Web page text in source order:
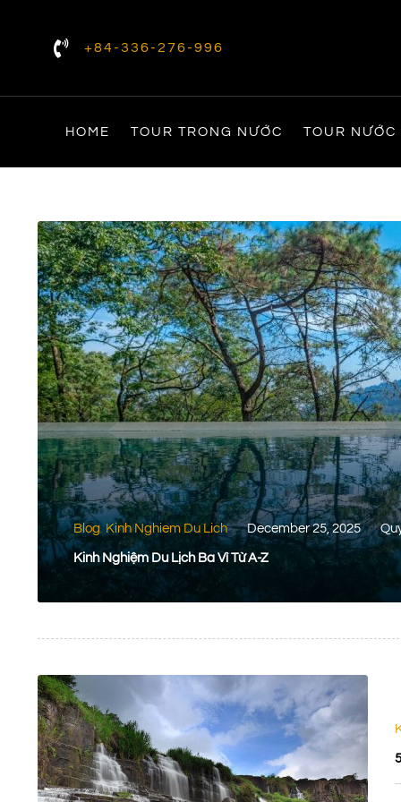
+84-336-276-996
HOME TOUR TRONG NƯỚC TOUR
Blog, Kinh Nghiem Du Lich December 25, 2025
Kinh Nghiệm Du Lịch Ba Vì Từ A-Z